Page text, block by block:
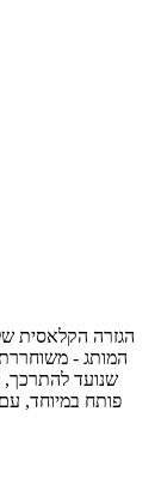
המותג - משוחררת